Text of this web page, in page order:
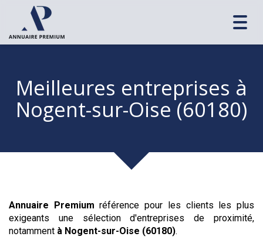
Meilleures entreprises à
Nogent-sur-Oise (60180)
Annuaire Premium référence pour les clients les plus
exigeants une sélection d'entreprises de proximité,
notamment à Nogent-sur-Oise (60180).